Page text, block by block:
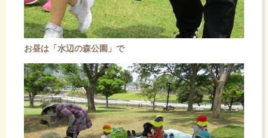
お昼は「水辺の森公園」で